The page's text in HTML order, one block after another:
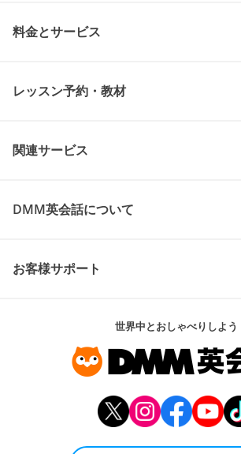
料金とサービス
レッスン予約・教材
関連サービス
DMM英会話について
お客様サポート
世界中とおしゃべりしよう